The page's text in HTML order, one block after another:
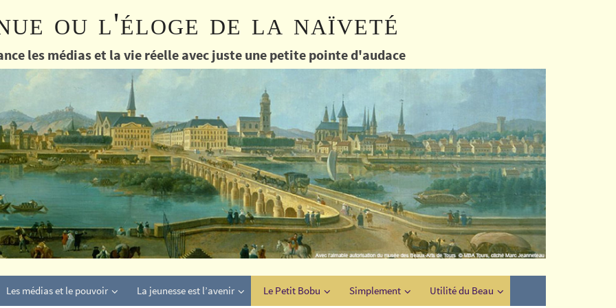
ou l'éloge de la naïveté
les médias et la vie réelle avec juste une petite pointe d'audace
Les médias et le pouvoir La jeunesse est l’avenir Le Petit Bobu Simplement Utilité du Beau